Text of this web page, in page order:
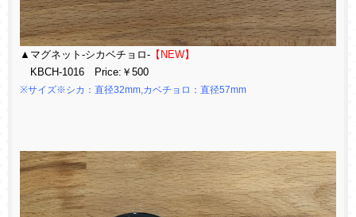
▲マグネット-シカベチョロ- 【NEW】
KBCH-1016 Price:￥500
※サイズ※シカ：直径32mm,カベチョロ：直径57mm